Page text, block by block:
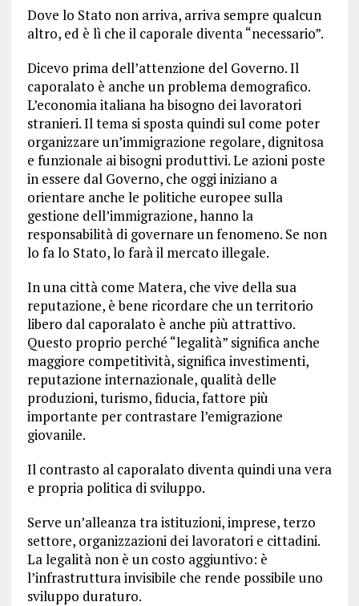
Dove lo Stato non arriva, arriva sempre qualcun
altro, ed è lì che il caporale diventa “necessario”.
Dicevo prima dell’attenzione del Governo. Il
caporalato è anche un problema demografico.
L’economia italiana ha bisogno dei lavoratori
stranieri. Il tema si sposta quindi sul come poter
organizzare un’immigrazione regolare, dignitosa
e funzionale ai bisogni produttivi. Le azioni poste
in essere dal Governo, che oggi iniziano a
orientare anche le politiche europee sulla
gestione dell’immigrazione, hanno la
responsabilità di governare un fenomeno. Se non
lo fa lo Stato, lo farà il mercato illegale.
In una città come Matera, che vive della sua
reputazione, è bene ricordare che un territorio
libero dal caporalato è anche più attrattivo.
Questo proprio perché “legalità” significa anche
maggiore competitività, significa investimenti,
reputazione internazionale, qualità delle
produzioni, turismo, fiducia, fattore più
importante per contrastare l’emigrazione
giovanile.
Il contrasto al caporalato diventa quindi una vera
e propria politica di sviluppo.
Serve un’alleanza tra istituzioni, imprese, terzo
settore, organizzazioni dei lavoratori e cittadini.
La legalità non è un costo aggiuntivo: è
l’infrastruttura invisibile che rende possibile uno
sviluppo duraturo.